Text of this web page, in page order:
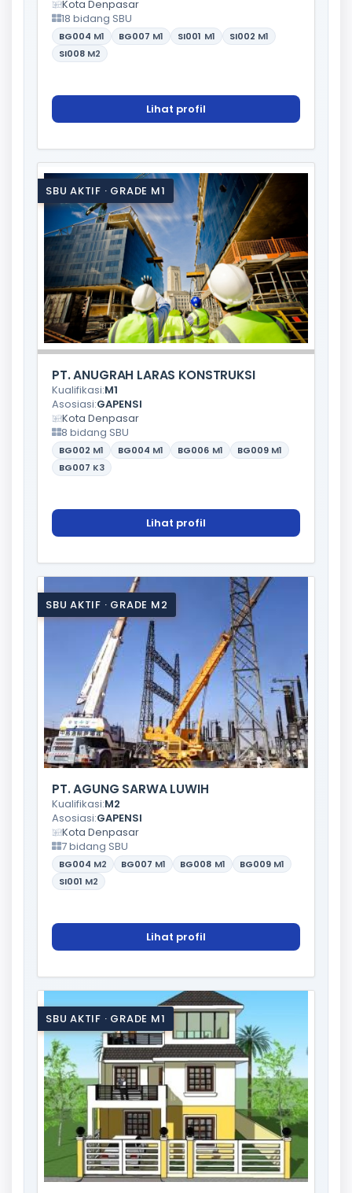
Kota Denpasar
18 bidang SBU
BG004 M1 BG007 M1 SI001 M1 SI002 M1
SI008 M2
Lihat profil
SBU AKTIF · GRADE M1
PT. ANUGRAH LARAS KONSTRUKSI
Kualifikasi:M1
Asosiasi:GAPENSI
Kota Denpasar
8 bidang SBU
BG002 M1 BG004 M1 BG006 M1 BG009 M1
BG007 K3
Lihat profil
SBU AKTIF · GRADE M2
PT. AGUNG SARWA LUWIH
Kualifikasi:M2
Asosiasi:GAPENSI
Kota Denpasar
7 bidang SBU
BG004 M2 BG007 M1 BG008 M1 BG009 M1
SI001 M2
Lihat profil
SBU AKTIF · GRADE M1